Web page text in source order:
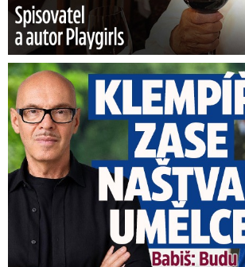
Umělci tepou Klempíře: „Zcela nepřijatelné.“